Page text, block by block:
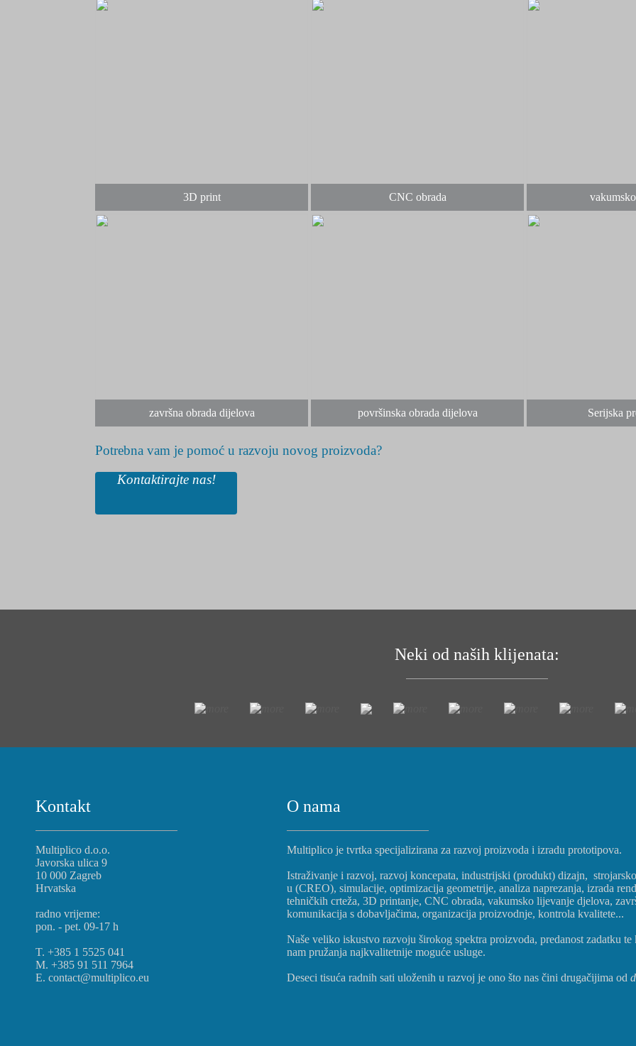
3D print CNC obrada
završna obrada dijelova površinska obrada dijelova Serijska
Potrebna vam je pomoć u razvoju novog proizvoda?
Kontaktirajte nas!
Neki od naših klijenata:
Kontakt
Multiplico d.o.o.
Javorska ulica 9
10 000 Zagreb
Hrvatska
radno vrijeme:
pon. - pet. 09-17 h
T. +385 1 5525 041
M. +385 91 511 7964
E. contact@multiplico.eu
O nama
Multiplico je tvrtka specijalizirana za razvoj proizvoda i izradu prototipova.
Istraživanje i razvoj, razvoj koncepata, industrijski (produkt) dizajn,
u (CREO), simulacije, optimizacija geometrije, analiza naprezanja, izrada
tehničkih crteža, 3D printanje, CNC obrada, vakumsko lijevanje djelova,
komunikacija s dobavljačima, organizacija proizvodnje, kontrola kvalitete...
Naše veliko iskustvo razvoju širokog spektra proizvoda, predanost zadatku
nam pružanja najkvalitetnije moguće usluge.
Deseci tisuća radnih sati uloženih u razvoj je ono što nas čini drugačijima od